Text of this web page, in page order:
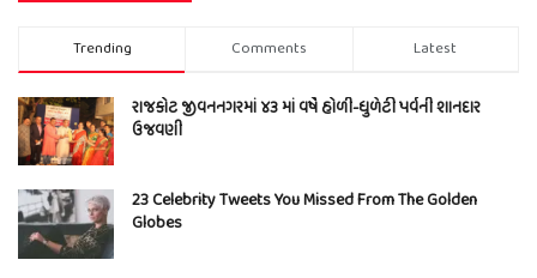
Trending Comments Latest
રાજકોટ જીવનનગરમાં ૪૩ માં વર્ષે હોળી-ધુળેટી પર્વની શાનદાર
ઉજવણી
23 Celebrity Tweets You Missed From The Golden
Globes